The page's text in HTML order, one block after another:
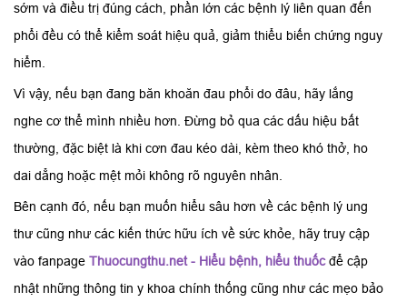
sớm và điều trị đúng cách, phần lớn các bệnh lý liên quan đến
phổi đều có thể kiểm soát hiệu quả, giảm thiểu biến chứng nguy
hiểm.
Vì vậy, nếu bạn đang băn khoăn đau phổi do đâu, hãy lắng
nghe cơ thể mình nhiều hơn. Đừng bỏ qua các dấu hiệu bất
thường, đặc biệt là khi cơn đau kéo dài, kèm theo khó thở, ho
dai dẳng hoặc mệt mỏi không rõ nguyên nhân.
Bên cạnh đó, nếu bạn muốn hiểu sâu hơn về các bệnh lý ung
thư cũng như các kiến thức hữu ích về sức khỏe, hãy truy cập
vào fanpage Thuocungthu.net - Hiểu bệnh, hiểu thuốcđể cập
nhật những thông tin y khoa chính thống cũng như các mẹo bảo